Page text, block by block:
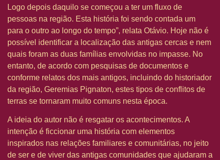
Logo depois daquilo se começou a ter um fluxo de
pessoas na região. Esta história foi sendo contada um
para o outro ao longo do tempo”, relata Otávio. Hoje não é
possível identificar a localização das antigas cercas e nem
quais foram as duas famílias envolvidas no impasse. No
entanto, de acordo com pesquisas de documentos e
conforme relatos dos mais antigos, incluindo do historiador
da região, Geremias Pignaton, estes tipos de conflitos de
terras se tornaram muito comuns nesta época.
A ideia do autor não é resgatar os acontecimentos. A
intenção é ficcionar uma história com elementos
inspirados nas relações familiares e comunitárias, no jeito
de ser e de viver das antigas comunidades que ajudaram a